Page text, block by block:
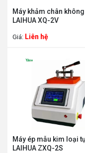
Máy khảm chân không
LAIHUA XQ-2V
Giá: Liên hệ
Máy ép mẫu kim loại
LAIHUA ZXQ-2S